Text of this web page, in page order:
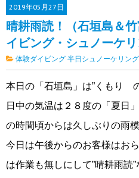
2019年05月27日
晴耕雨読！（石垣島＆
イビング・シュノーケリ
体験ダイビング 半日シュノーケリング
本日の「石垣島」は”くもり
日中の気温は２８度の「夏日
の時間頃からは久しぶりの雨模
今日は午後からのお客様はお
は作業も無しにして”晴耕雨読”